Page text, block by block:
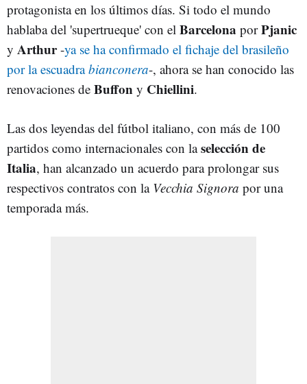
protagonista en los últimos días. Si todo el mundo
hablaba del 'supertrueque' con el Barcelona porPjanic
y Arthur-ya se ha confirmado el fichaje del brasileño
por la escuadrabianconera-, ahora se han conocido las
renovaciones de Buffon y Chiellini.
Las dos leyendas del fútbol italiano, con más de 100
partidos como internacionales con laselección de
Italia, han alcanzado un acuerdo para prolongar sus
respectivos contratos con la Vecchia Signora por una
temporada más.